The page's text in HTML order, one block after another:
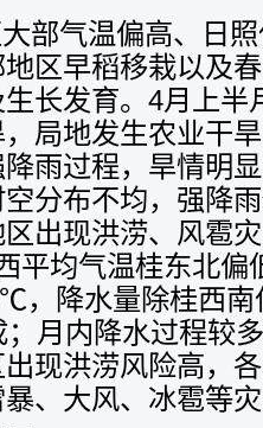
部气温偏高、日
区早稻移栽以及
长发育。4月上半
局地发生农业干
雨过程，旱情明
分布不均，强降
出现洪涝、风雹
平均气温桂东北
，降水量除桂西南
月内降水过程较
现洪涝风险高，
、大风、冰雹等